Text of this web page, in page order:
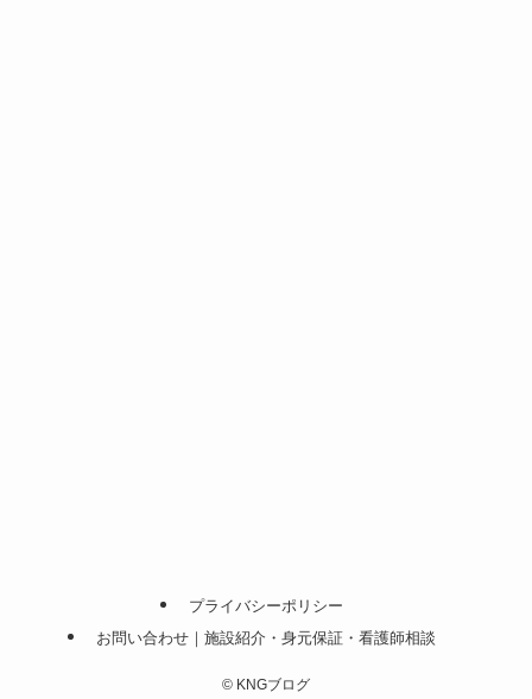
プライバシーポリシー
お問い合わせ｜施設紹介・身元保証・看護師相談
© KNGブログ